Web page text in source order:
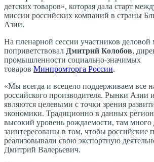
детских товаров», которая дала старт
миссии российских компаний в страны
Азии.
На пленарной сессии участников деловой
поприветствовал Дмитрий Колобов,
промышленности социально-значимых
товаров Минпромторга России.
«Мы всегда и всецело поддерживаем все
российского производителя. Рынки Азии
являются целевыми с точки зрения
экономики. Традиционно в данных
высокий уровень рождаемости, там
заинтересованы в том, чтобы российские
реализовывали свою экспортную
Дмитрий Валерьевич.